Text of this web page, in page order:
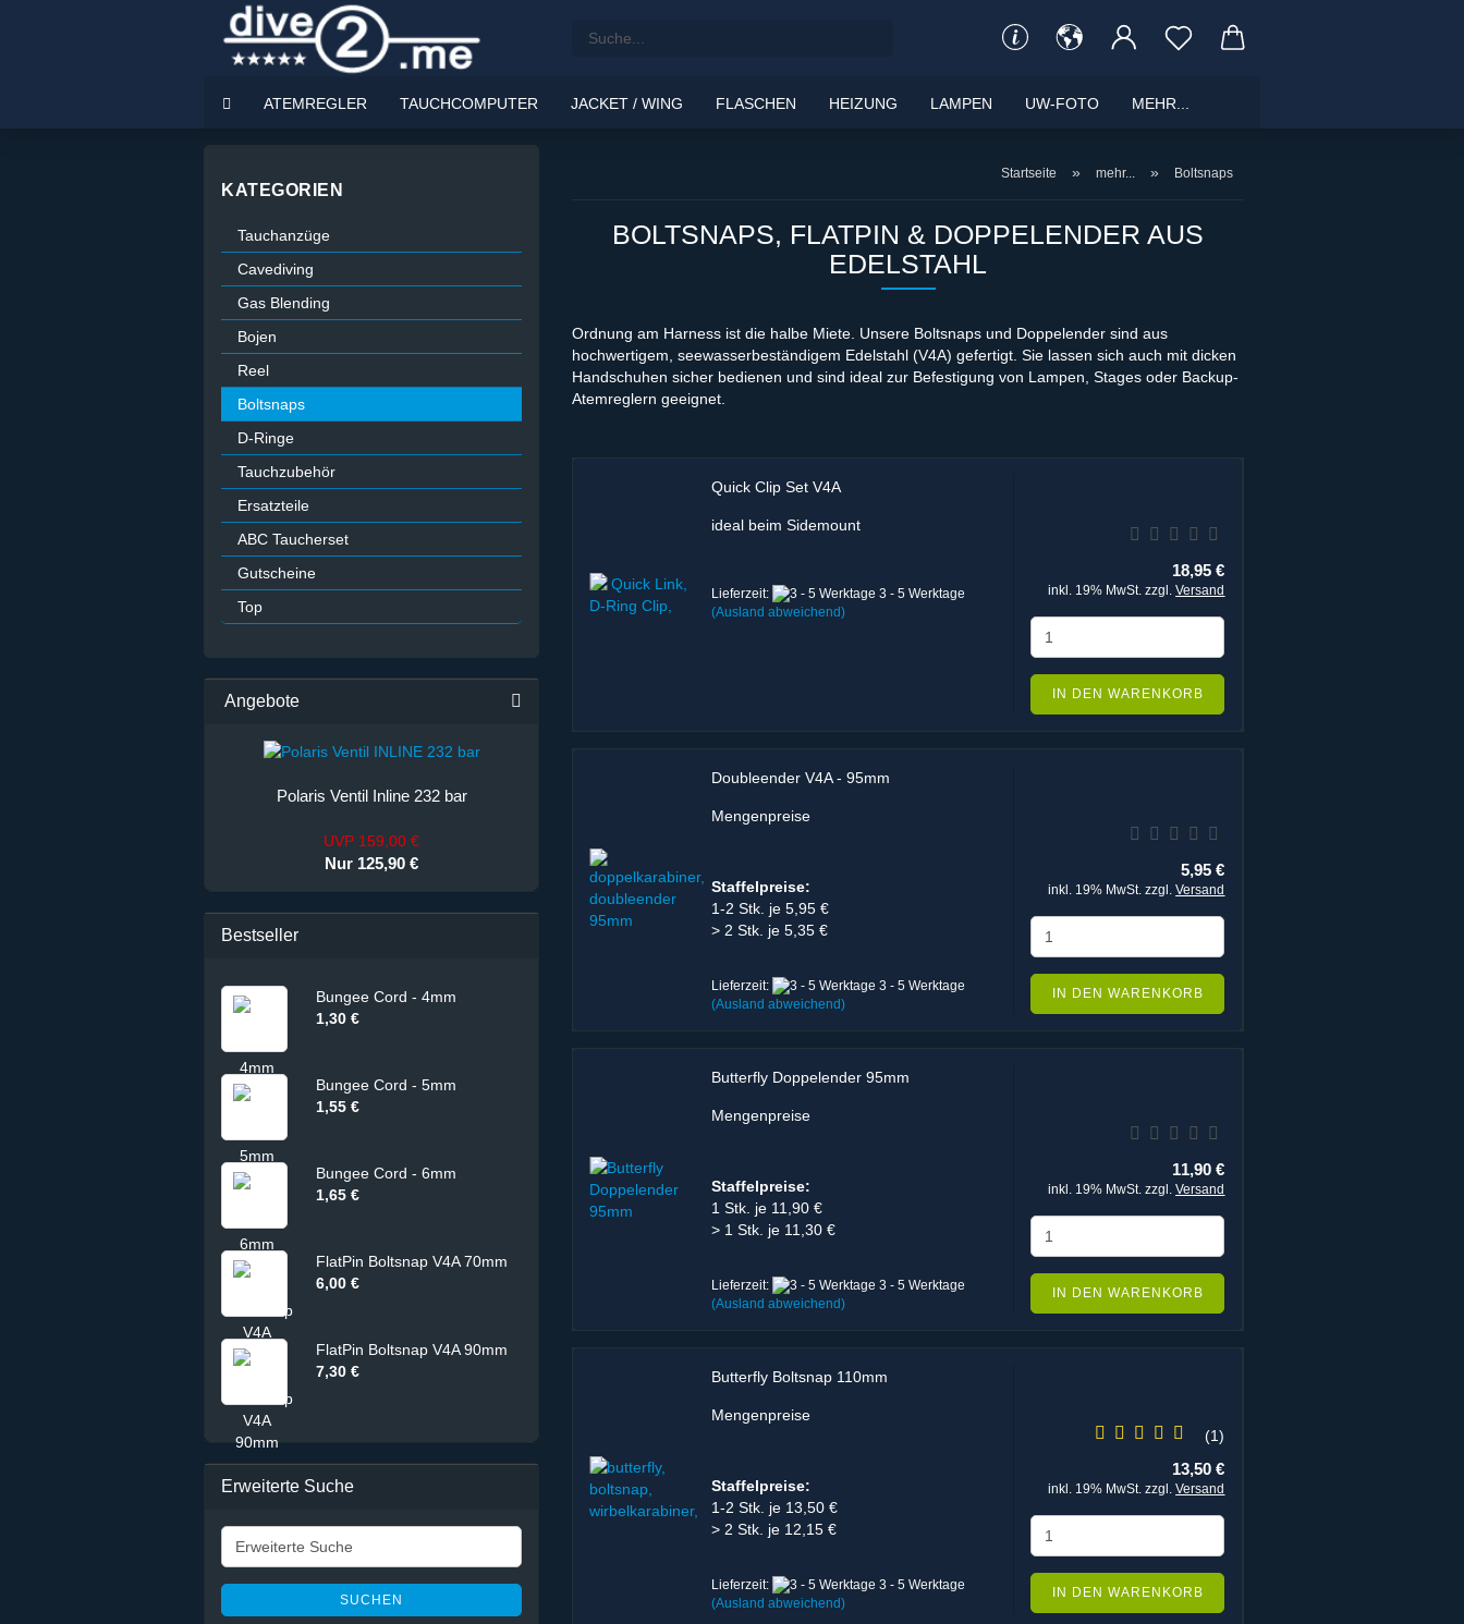
ATEMREGLER TAUCHCOMPUTER JACKET / WING FLASCHEN HEIZUNG LAMPEN UW-FOTO MEHR...
Startseite » mehr... » Boltsnaps
BOLTSNAPS, FLATPIN & DOPPELENDER AUS
EDELSTAHL
Ordnung am Harness ist die halbe Miete. Unsere Boltsnaps und Doppelender sind aus
hochwertigem, seewasserbeständigem Edelstahl (V4A) gefertigt. Sie lassen sich auch mit dicken
Handschuhen sicher bedienen und sind ideal zur Befestigung von Lampen, Stages oder Backup-
Atemreglern geeignet.
Quick Clip Set V4A
ideal beim Sidemount
Lieferzeit:
3 - 5 Werktage
(Ausland abweichend)
18,95 €
inkl. 19% MwSt. zzgl.Versand
IN DEN WARENKORB
Doubleender V4A - 95mm
Mengenpreise
Staffelpreise:
1-2 Stk. je 5,95 €
> 2 Stk. je 5,35 €
Lieferzeit:
3 - 5 Werktage
(Ausland abweichend)
5,95 €
inkl. 19% MwSt. zzgl.Versand
IN DEN WARENKORB
Butterfly Doppelender 95mm
Mengenpreise
Staffelpreise:
1 Stk. je 11,90 €
> 1 Stk. je 11,30 €
Lieferzeit:
3 - 5 Werktage
(Ausland abweichend)
11,90 €
inkl. 19% MwSt. zzgl.Versand
IN DEN WARENKORB
Butterfly Boltsnap 110mm
Mengenpreise
Staffelpreise:
1-2 Stk. je 13,50 €
> 2 Stk. je 12,15 €
Lieferzeit:
3 - 5 Werktage
(Ausland abweichend)
1
13,50 €
inkl. 19% MwSt. zzgl.Versand
IN DEN WARENKORB
KATEGORIEN
Tauchanzüge
Cavediving
Gas Blending
Bojen
Reel
Boltsnaps
D-Ringe
Tauchzubehör
Ersatzteile
ABC Taucherset
Gutscheine
Top
Angebote
Polaris Ventil Inline 232 bar
UVP 159,00 €
Nur 125,90 €
Bestseller
Bungee Cord - 4mm
1,30 €
Bungee Cord - 5mm
1,55 €
Bungee Cord - 6mm
1,65 €
FlatPin Boltsnap V4A 70mm
6,00 €
FlatPin Boltsnap V4A 90mm
7,30 €
Erweiterte Suche
Erweiterte
Suche
SUCHEN